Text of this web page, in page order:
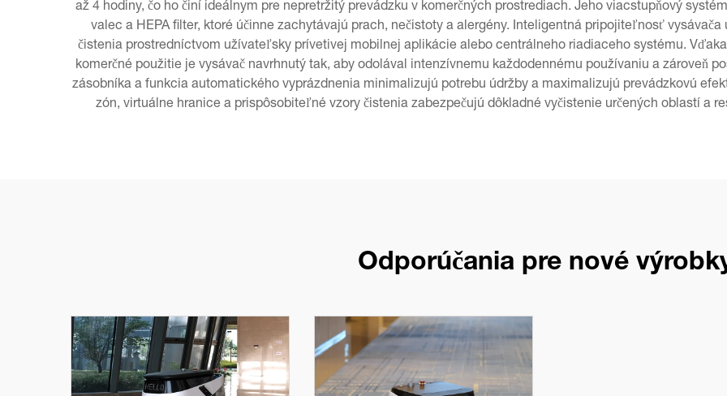
až 4 hodiny, čo ho činí ideálnym pre nepretržitý prevádzku v komerčných prostrediach. Jeho viacstupňový
valec a HEPA filter, ktoré účinne zachytávajú prach, nečistoty a alergény. Inteligentná pripojiteľnosť
čistenia prostredníctvom užívateľsky prívetivej mobilnej aplikácie alebo centrálneho riadiaceho systému.
komerčné použitie je vysávač navrhnutý tak, aby odolával intenzívnemu každodennému používaniu a zároveň
zásobníka a funkcia automatického vyprázdnenia minimalizujú potrebu údržby a maximalizujú prevádzkovú
zón, virtuálne hranice a prispôsobiteľné vzory čistenia zabezpečujú dôkladné vyčistenie určených oblastí a
Odporúčania pre nové